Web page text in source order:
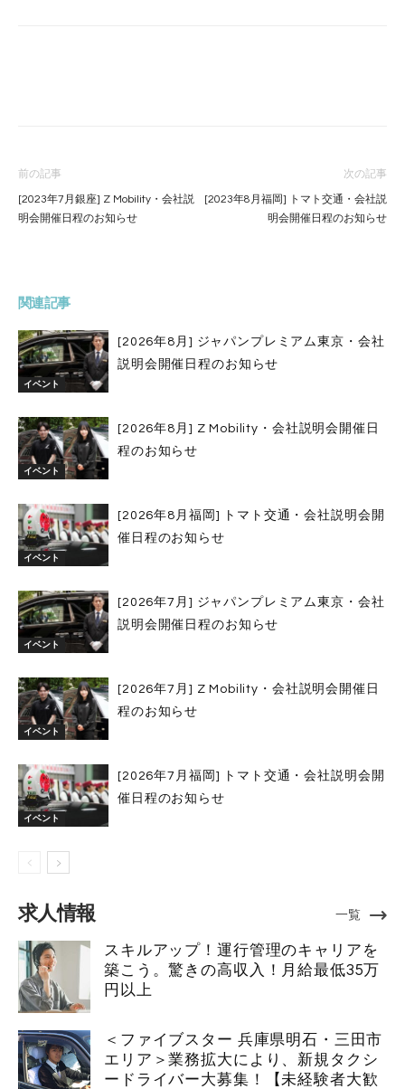
前の記事
[2023年7月銀座] Z Mobility・会社説
明会開催日程のお知らせ
次の記事
[2023年8月福岡] トマト交通・会社説
明会開催日程のお知らせ
関連記事
イベント
[2026年8月] ジャパンプレミアム東京・会社
説明会開催日程のお知らせ
イベント
[2026年8月] Z Mobility・会社説明会開催日
程のお知らせ
イベント
[2026年8月福岡] トマト交通・会社説明会開
催日程のお知らせ
イベント
[2026年7月] ジャパンプレミアム東京・会社
説明会開催日程のお知らせ
イベント
[2026年7月] Z Mobility・会社説明会開催日
程のお知らせ
イベント
[2026年7月福岡] トマト交通・会社説明会開
催日程のお知らせ
求人情報 一覧
スキルアップ！運行管理のキャリアを
築こう。驚きの高収入！月給最低35万
円以上
＜ファイブスター 兵庫県明石・三田市
エリア＞業務拡大により、新規タクシ
ードライバー大募集！【未経験者大歓